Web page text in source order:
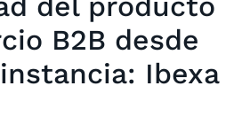
B2B desde
Ibexa